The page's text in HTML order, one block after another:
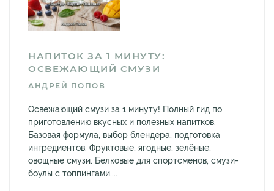
НАПИТОК ЗА 1 МИНУТУ:
ОСВЕЖАЮЩИЙ СМУЗИ
АНДРЕЙ ПОПОВ
Освежающий смузи за 1 минуту! Полный гид по
приготовлению вкусных и полезных напитков.
Базовая формула, выбор блендера, подготовка
ингредиентов. Фруктовые, ягодные, зелёные,
овощные смузи. Белковые для спортсменов, смузи-
боулы с топпингами....